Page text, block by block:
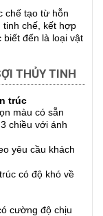
chế tạo từ hỗn
tinh chế, kết hợp
đến là loại vật
THỦY TINH
trúc
màu có sẵn
chiều với ánh
yêu cầu khách
có độ khó về
cường độ chịu